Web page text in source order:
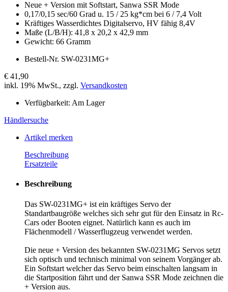
Neue + Version mit Softstart, Sanwa SSR Mode
0,17/0,15 sec/60 Grad u. 15 / 25 kg*cm bei 6 / 7,4 Volt
Kräftiges Wasserdichtes Digitalservo, HV fähig 8,4V
Maße (L/B/H): 41,8 x 20,2 x 42,9 mm
Gewicht: 66 Gramm
Bestell-Nr. SW-0231MG+
€ 41,90
inkl. 19% MwSt., zzgl. Versandkosten
Verfügbarkeit: Am Lager
Händlersuche
Artikel merken
Beschreibung
Ersatzteile
Beschreibung
Das SW-0231MG+ ist ein kräftiges Servo der
Standartbaugröße welches sich sehr gut für den Einsatz in Rc-
Cars oder Booten eignet. Natürlich kann es auch im
Flächenmodell / Wasserflugzeug verwendet werden.
Die neue + Version des bekannten SW-0231MG Servos setzt
sich optisch und technisch minimal von seinem Vorgänger ab.
Ein Softstart welcher das Servo beim einschalten langsam in
die Startposition fährt und der Sanwa SSR Mode zeichnen die
+ Version aus.